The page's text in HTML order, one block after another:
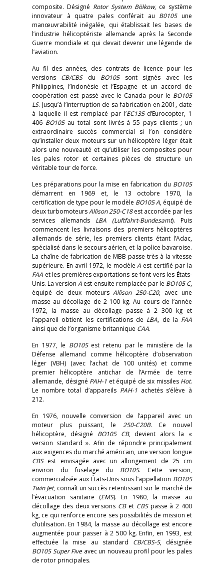
composite. Désigné Rotor System Bölkow, ce système
innovateur à quatre pales conférait au B0105une
manœuvrabilité inégalée, qui établissait les bases de
l’industrie hélicoptériste allemande après la Seconde
Guerre mondiale et qui devait devenir une légende de
l’aviation.
Au fil des années, des contrats de licence pour les
versions CB/CBS du BO105 sont signés avec les
Philippines, l’Indonésie et l’Espagne et un accord de
coopération est passé avec le Canada pour le BO105
LS. Jusqu’à l’interruption de sa fabrication en 2001, date
à laquelle il est remplacé par l’EC135 d’Eurocopter, 1
406 BO105 au total sont livrés à 55 pays clients ; un
extraordinaire succès commercial si l’on considère
qu’installer deux moteurs sur un hélicoptère léger était
alors une nouveauté et qu’utiliser les composites pour
les pales rotor et certaines pièces de structure un
véritable tour de force.
Les préparations pour la mise en fabrication du BO105
démarrent en 1969 et, le 13 octobre 1970, la
certification de type pour le modèle BO105 A, équipé de
deux turbomoteursAllison 250-C18est accordée par les
services allemands LBA (Luftfahrt-Bundesamt). Puis
commencent les livraisons des premiers hélicoptères
allemands de série, les premiers clients étant l’Adac,
spécialisé dans le secours aérien, et la police bavaroise.
La chaîne de fabrication de MBB passe très à la vitesse
supérieure. En avril 1972, le modèleA est certifié par la
FAA et les premières exportations se font vers les États-
Unis. La versionA est ensuite remplacée par le BO105 C,
équipé de deux moteursAllison 250-C20, avec une
masse au décollage de 2 100 kg. Au cours de l’année
1972, la masse au décollage passe à 2 300 kg et
l’appareil obtient les certifications de LBA, de la FAA
ainsi que de l’organisme britannique CAA.
En 1977, le BO105 est retenu par le ministère de la
Défense allemand comme hélicoptère d’observation
léger (VBH) (avec l’achat de 100 unités) et comme
premier hélicoptère antichar de l’Armée de terre
allemande, désigné PAH-1 et équipé de six missiles Hot.
Le nombre total d’appareils PAH-1 achetés s’élève à
212.
En 1976, nouvelle conversion de l’appareil avec un
moteur plus puissant, le 250-C20B. Ce nouvel
hélicoptère, désigné BO105 CB, devient alors la «
version standard ». Afin de répondre principalement
aux exigences du marché américain, une version longue
CBS est envisagée avec un allongement de 25 cm
environ du fuselage du BO105. Cette version,
commercialisée aux États-Unis sous l’appellation BO105
Twin Jet, connaît un succès retentissant sur le marché de
l’évacuation sanitaire (EMS). En 1980, la masse au
décollage des deux versions CB et CBS passe à 2 400
kg, ce qui renforce encore ses possibilités de mission et
d’utilisation. En 1984, la masse au décollage est encore
augmentée pour passer à 2 500 kg. Enfin, en 1993, est
effectuée la mise au standard CB/CBS-5, désignée
BO105 Super Five avec un nouveau profil pour les pales
de rotor principales.